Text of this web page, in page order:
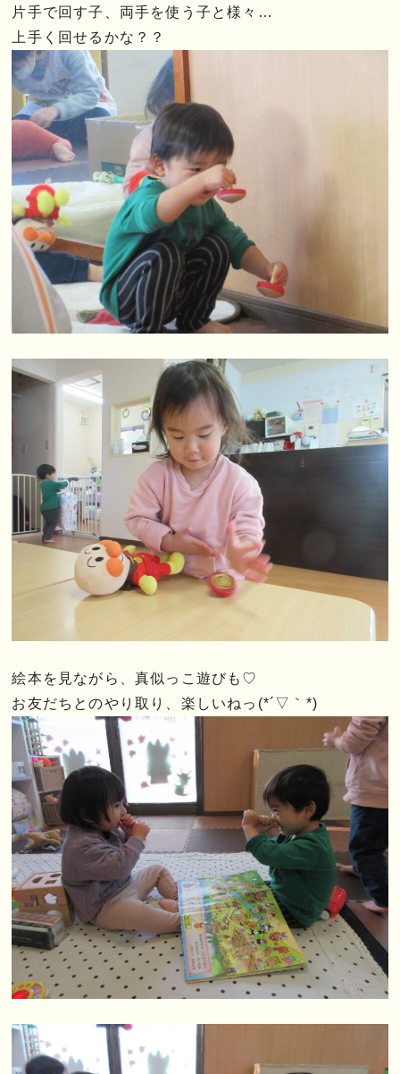
片手で回す子、両手を使う子と様々…
上手く回せるかな？？
絵本を見ながら、真似っこ遊びも♡
お友だちとのやり取り、楽しいねっ(*´▽｀*)